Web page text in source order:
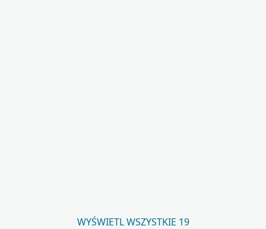
WYŚWIETL WSZYSTKIE 19